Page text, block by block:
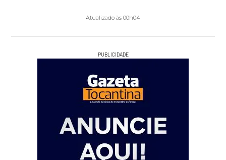
Atualizado às 00h04
PUBLICIDADE